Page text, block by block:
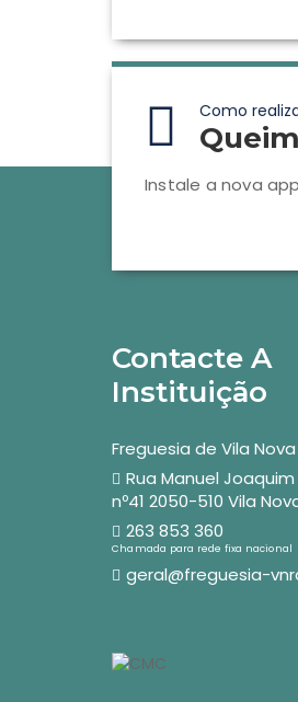
Como
Instale a nova
Contacte A
Instituição
Freguesia de Vila
Rua Manuel Joaquim
nº41 2050-510 Vila
263 853 360
Chamada para rede fixa nacional
geral@freguesia-